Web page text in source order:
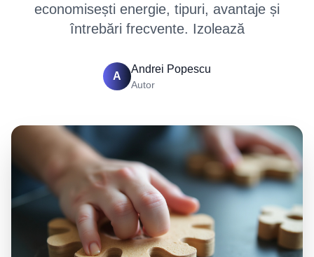
economisești energie, tipuri, avantaje și
întrebări frecvente. Izolează
A
Andrei Popescu
Autor